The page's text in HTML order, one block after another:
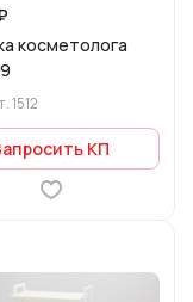
косметолога
1512
КП